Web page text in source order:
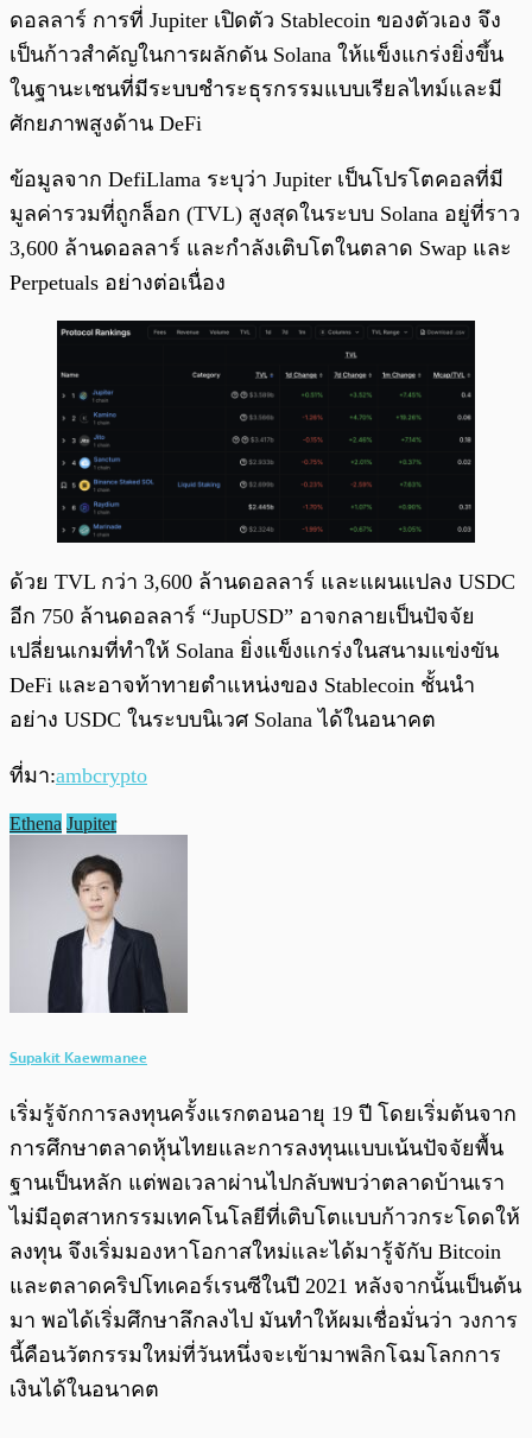
ดอลลาร์ การที่ Jupiter เปิดตัว Stablecoin ของตัวเอง จึง
เป็นก้าวสำคัญในการผลักดัน Solana ให้แข็งแกร่งยิ่งขึ้น
ในฐานะเชนที่มีระบบชำระธุรกรรมแบบเรียลไทม์และมี
ศักยภาพสูงด้าน DeFi
ข้อมูลจาก DefiLlama ระบุว่า Jupiter เป็นโปรโตคอลที่มี
มูลค่ารวมที่ถูกล็อก (TVL) สูงสุดในระบบ Solana อยู่ที่ราว
3,600 ล้านดอลลาร์ และกำลังเติบโตในตลาด Swap และ
Perpetuals อย่างต่อเนื่อง
ด้วย TVL กว่า 3,600 ล้านดอลลาร์ และแผนแปลง USDC
อีก 750 ล้านดอลลาร์ “JupUSD” อาจกลายเป็นปัจจัย
เปลี่ยนเกมที่ทำให้ Solana ยิ่งแข็งแกร่งในสนามแข่งขัน
DeFi และอาจท้าทายตำแหน่งของ Stablecoin ชั้นนำ
อย่าง USDC ในระบบนิเวศ Solana ได้ในอนาคต
ที่มา:ambcrypto
Ethena Jupiter
Supakit Kaewmanee
เริ่มรู้จักการลงทุนครั้งแรกตอนอายุ 19 ปี โดยเริ่มต้นจาก
การศึกษาตลาดหุ้นไทยและการลงทุนแบบเน้นปัจจัยพื้น
ฐานเป็นหลัก แต่พอเวลาผ่านไปกลับพบว่าตลาดบ้านเรา
ไม่มีอุตสาหกรรมเทคโนโลยีที่เติบโตแบบก้าวกระโดดให้
ลงทุน จึงเริ่มมองหาโอกาสใหม่และได้มารู้จักับ Bitcoin
และตลาดคริปโทเคอร์เรนซีในปี 2021 หลังจากนั้นเป็นต้น
มา พอได้เริ่มศึกษาลึกลงไป มันทำให้ผมเชื่อมั่นว่า วงการ
นี้คือนวัตกรรมใหม่ที่วันหนึ่งจะเข้ามาพลิกโฉมโลกการ
เงินได้ในอนาคต